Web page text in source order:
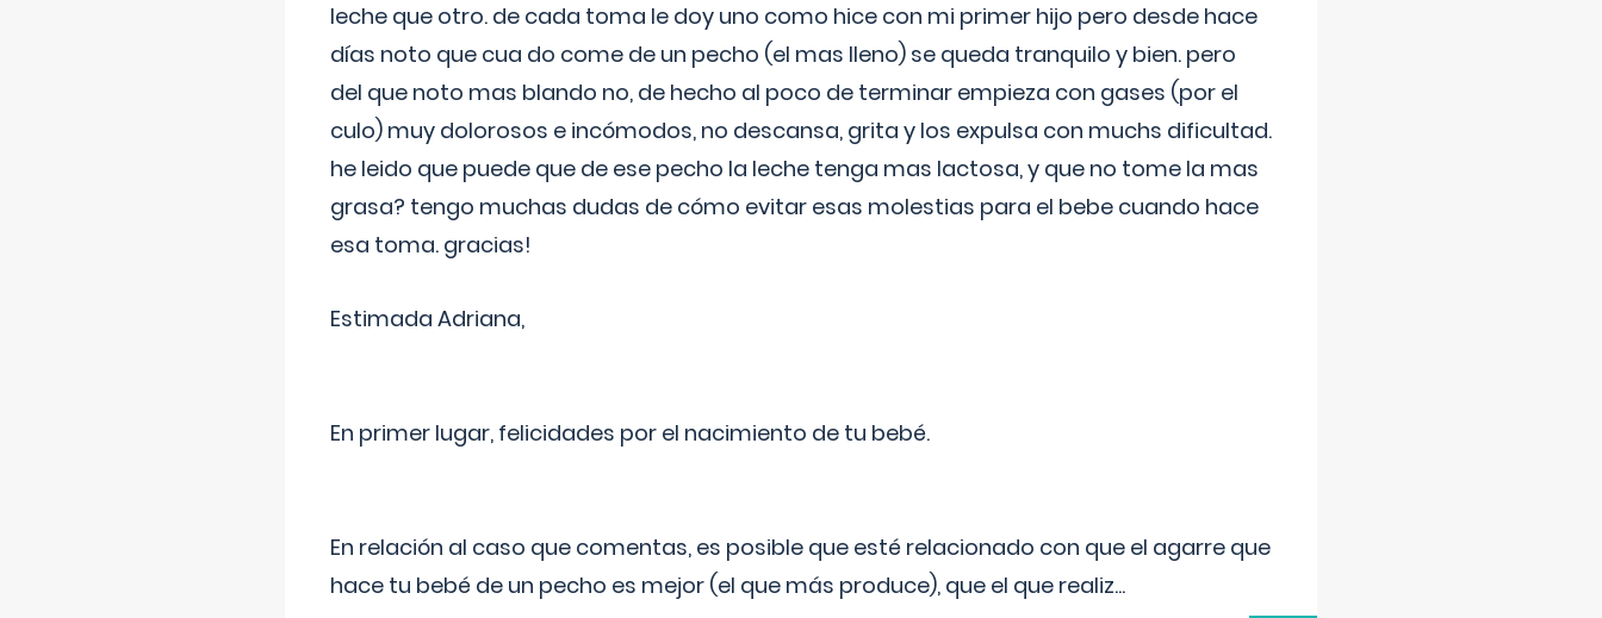
leche que otro. de cada toma le doy uno como hice con mi primer hijo pero desde hace
días noto que cua do come de un pecho (el mas lleno) se queda tranquilo y bien. pero
del que noto mas blando no, de hecho al poco de terminar empieza con gases (por el
culo) muy dolorosos e incómodos, no descansa, grita y los expulsa con muchs dificultad.
he leido que puede que de ese pecho la leche tenga mas lactosa, y que no tome la mas
grasa? tengo muchas dudas de cómo evitar esas molestias para el bebe cuando hace
esa toma. gracias!
Estimada Adriana,
En primer lugar, felicidades por el nacimiento de tu bebé.
En relación al caso que comentas, es posible que esté relacionado con que el agarre que
hace tu bebé de un pecho es mejor (el que más produce), que el que realiz...